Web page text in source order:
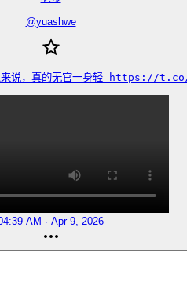
@yuashwe
来说，真的无官一身轻 https://
AM · Apr 9, 2026